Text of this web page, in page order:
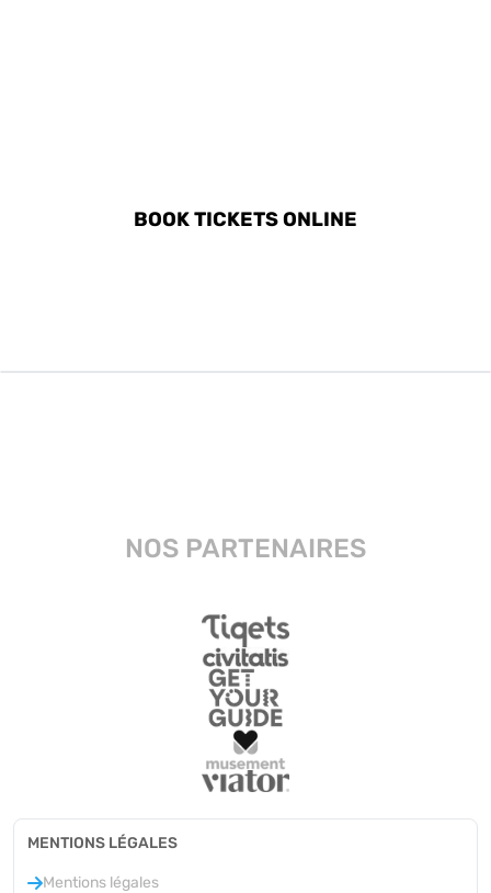
BOOK TICKETS ONLINE
NOS PARTENAIRES
MENTIONS LÉGALES
Mentions légales